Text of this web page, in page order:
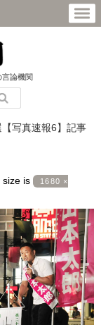
論機関
写真速報6】記事
size is 1680 ×